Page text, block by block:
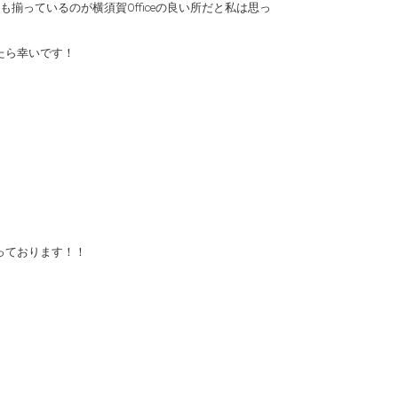
揃っているのが横須賀Officeの良い所だと私は思っ
幸いです！
おります！！